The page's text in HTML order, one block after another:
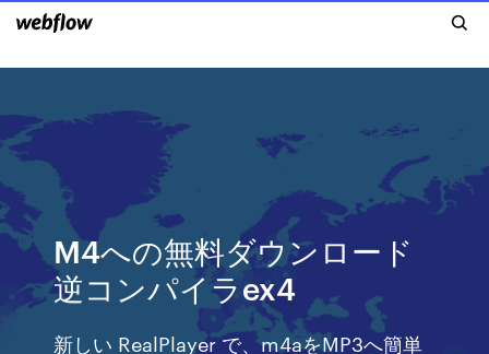
M4への無料ダウンロード
逆コンパイラex4
新しい RealPlayer で、m4aをMP3へ簡単